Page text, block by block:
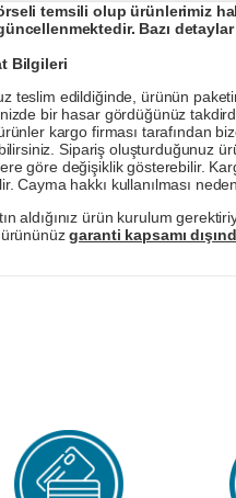
temsili olup ürünlerimiz
Bazı
Bilgileri
teslim edildiğinde, ürünün
bir hasar gördüğünüz
kargo firması tarafından
Sipariş oluşturduğunuz
göre değişiklik gösterebilir.
Cayma hakkı kullanılması
aldığınız ürün kurulum
garanti kapsamı